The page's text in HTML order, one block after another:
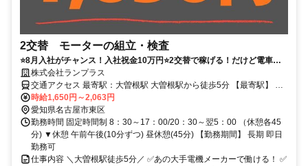
2交替 モーターの組立・検査
⭐8月入社がチャンス！入社祝金10万円⭐2交替で稼げる！だけど電車通
勤可！月給31.7万円可/大曽根駅から徒歩5分/日払い週払い可/年間休日
130日
株式会社ランプラス
交通アクセス 最寄駅：大曽根駅 大曽根駅から徒歩5分 【最寄駅】 名
古屋市営地下鉄名城線 大曽根駅 名古屋市営地下鉄名城線 ナゴヤドー
ム前矢田駅
時給1,650円～2,063円
愛知県名古屋市東区
勤務時間 固定時間制 8：30～17：00/20：30～翌5：00 （休憩各45
分) ▼休憩 午前午後(10分ずつ) 昼休憩(45分) 【勤務期間】 長期 即日
勤務可
仕事内容 ＼大曽根駅徒歩5分／ ✅️あの大手電機メーカーで働ける！ ✅️